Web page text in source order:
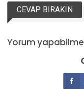
CEVAP BIRAKIN
Yorum